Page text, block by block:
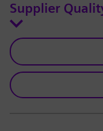
Supplier